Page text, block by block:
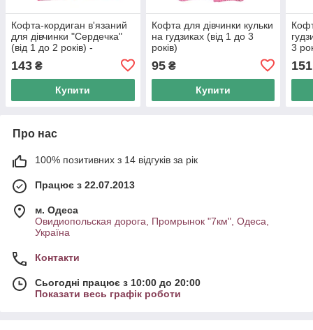
Кофта-кордиган в'язаний
для дівчинки "Сердечка"
(від 1 до 2 років) -
143 ₴
Купити
Кофта для дівчинки кульки
на гудзиках (від 1 до 3
років)
95₴
Купити
3
151
Про нас
100% позитивних з 14 відгуків за рік
Працює з 22.07.2013
м. Одеса
Овидиопольская дорога, Промрынок "7км", Одеса,
Україна
Контакти
Сьогодні працює з 10:00 до 20:00
Показати весь графік роботи